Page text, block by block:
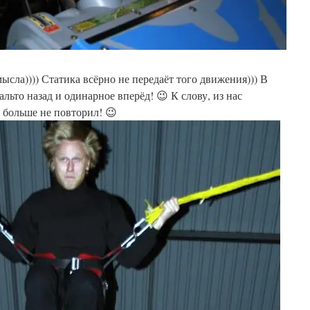
Статика всёрно не передаёт того движения))) В
назад и одинарное вперёд! 😉 К слову, из нас
не повторил! 😉